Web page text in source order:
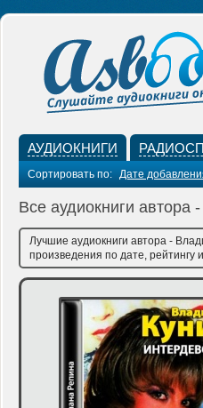
АУДИОКНИГИ
Сортировать по: Дате
Все аудиокниги автора
Лучшие аудиокниги автора -
произведения по дате, рейтингу